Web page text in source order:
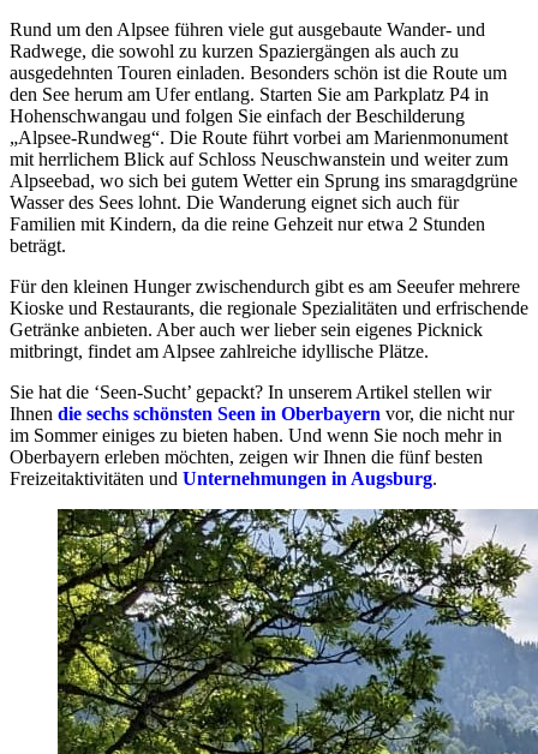
Rund um den Alpsee führen viele gut ausgebaute Wander- und
Radwege, die sowohl zu kurzen Spaziergängen als auch zu
ausgedehnten Touren einladen. Besonders schön ist die Route um
den See herum am Ufer entlang. Starten Sie am Parkplatz P4 in
Hohenschwangau und folgen Sie einfach der Beschilderung
„Alpsee-Rundweg“. Die Route führt vorbei am Marienmonument
mit herrlichem Blick auf Schloss Neuschwanstein und weiter zum
Alpseebad, wo sich bei gutem Wetter ein Sprung ins smaragdgrüne
Wasser des Sees lohnt. Die Wanderung eignet sich auch für
Familien mit Kindern, da die reine Gehzeit nur etwa 2 Stunden
beträgt.
Für den kleinen Hunger zwischendurch gibt es am Seeufer mehrere
Kioske und Restaurants, die regionale Spezialitäten und erfrischende
Getränke anbieten. Aber auch wer lieber sein eigenes Picknick
mitbringt, findet am Alpsee zahlreiche idyllische Plätze.
Sie hat die ‘Seen-Sucht’ gepackt? In unserem Artikel stellen wir
Ihnen die sechs schönsten Seen in Oberbayern vor, die nicht nur
im Sommer einiges zu bieten haben. Und wenn Sie noch mehr in
Oberbayern erleben möchten, zeigen wir Ihnen die fünf besten
Freizeitaktivitäten und Unternehmungen in Augsburg.